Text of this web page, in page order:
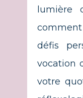
lumière
défis
vocation
votre